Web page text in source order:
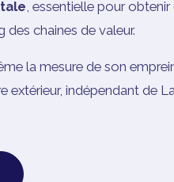
, essentielle pour obtenir
chaines de valeur.
la mesure de son
extérieur, indépendant de